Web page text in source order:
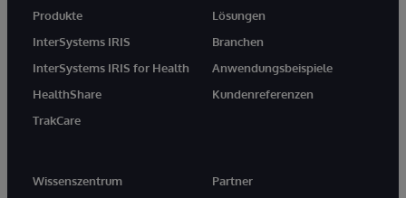
Produkte
InterSystems IRIS
InterSystems IRIS for Health
HealthShare
TrakCare
Lösungen
Branchen
Anwendungsbeispiele
Kundenreferenzen
Wissenszentrum
Partner